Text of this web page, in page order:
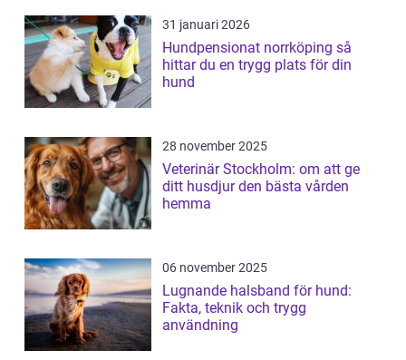
31 januari 2026
Hundpensionat norrköping så
hittar du en trygg plats för din
hund
28 november 2025
Veterinär Stockholm: om att ge
ditt husdjur den bästa vården
hemma
06 november 2025
Lugnande halsband för hund:
Fakta, teknik och trygg
användning